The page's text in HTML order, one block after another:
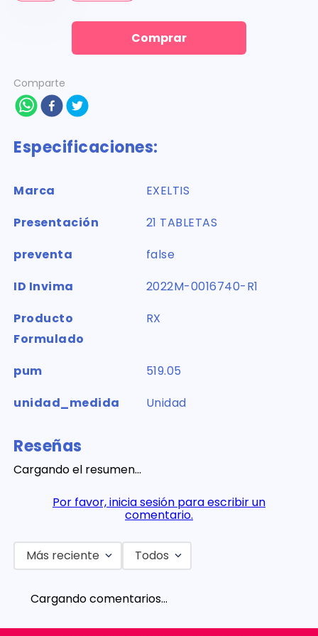
Comprar
Comparte
Especificaciones:
Marca
EXELTIS
Presentación
21 TABLETAS
preventa
false
ID Invima
2022M-0016740-R1
Producto
Formulado
RX
pum
519.05
unidad_medida
Unidad
Reseñas
Cargando el resumen…
Por favor, inicia sesión para escribir un
comentario.
Más reciente Todos
Cargando comentarios…